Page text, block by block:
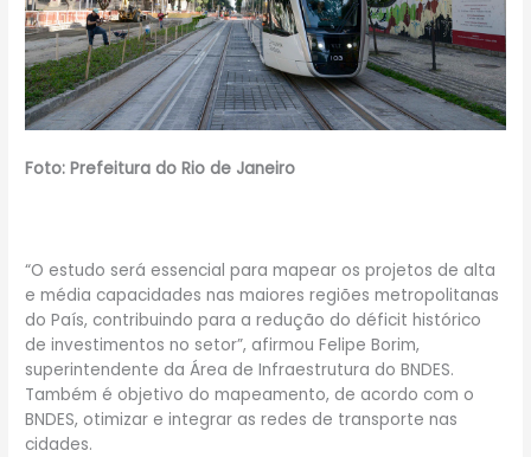
Foto: Prefeitura do Rio de Janeiro
“O estudo será essencial para mapear os projetos de alta
e média capacidades nas maiores regiões metropolitanas
do País, contribuindo para a redução do déficit histórico
de investimentos no setor”, afirmou Felipe Borim,
superintendente da Área de Infraestrutura do BNDES.
Também é objetivo do mapeamento, de acordo com o
BNDES, otimizar e integrar as redes de transporte nas
cidades.